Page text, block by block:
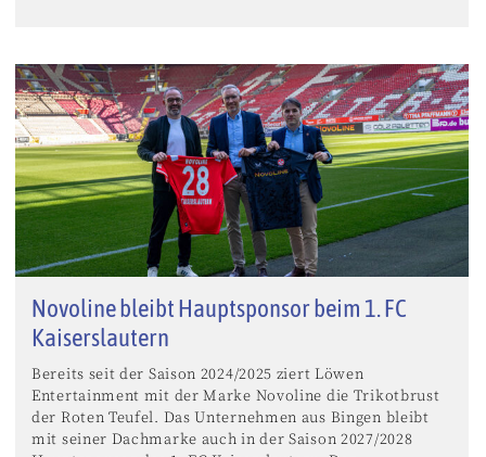
Novoline bleibt Hauptsponsor beim 1. FC
Kaiserslautern
Bereits seit der Saison 2024/2025 ziert Löwen
Entertainment mit der Marke Novoline die Trikotbrust
der Roten Teufel. Das Unternehmen aus Bingen bleibt
mit seiner Dachmarke auch in der Saison 2027/2028